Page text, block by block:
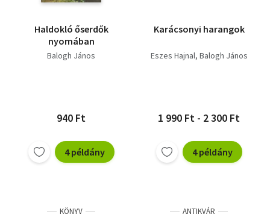
Haldokló őserdők
nyomában
Balogh János
940 Ft
4 példány
Karácsonyi harangok
Eszes Hajnal Balogh János
1 990 Ft - 2 300 Ft
4 példány
KÖNYV ANTIKVÁR